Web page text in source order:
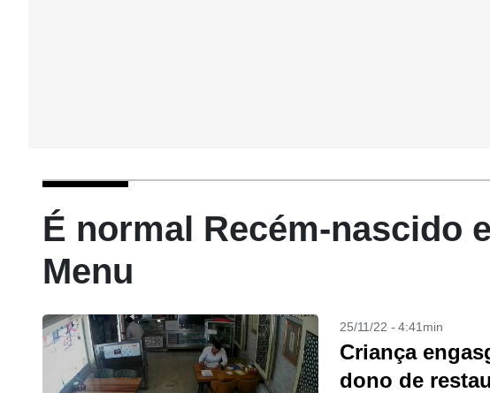
É normal Recém-nascido
Menu
25/11/22 - 4:41min
Criança
dono de